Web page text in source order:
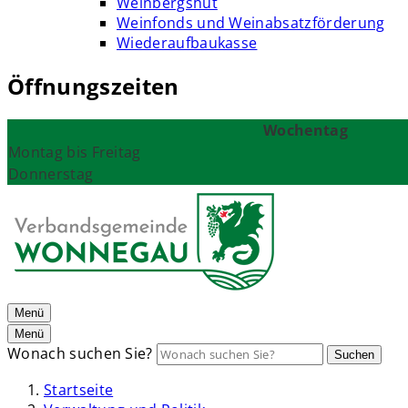
Weinfonds und Weinabsatzförderung
Wiederaufbaukasse
Öffnungszeiten
Wochentag
Montag bis Freitag
Donnerstag
Menü
Menü
Wonach suchen Sie? Suchen
Startseite